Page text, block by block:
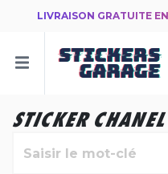
LIVRAISON GRATUITE
STICKER